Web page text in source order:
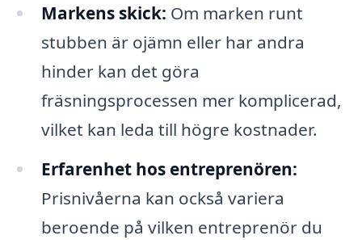
Markens skick: Om marken runt
stubben är ojämn eller har andra
hinder kan det göra
fräsningsprocessen mer komplicerad,
vilket kan leda till högre kostnader.
Erfarenhet hos entreprenören:
Prisnivåerna kan också variera
beroende på vilken entreprenör du